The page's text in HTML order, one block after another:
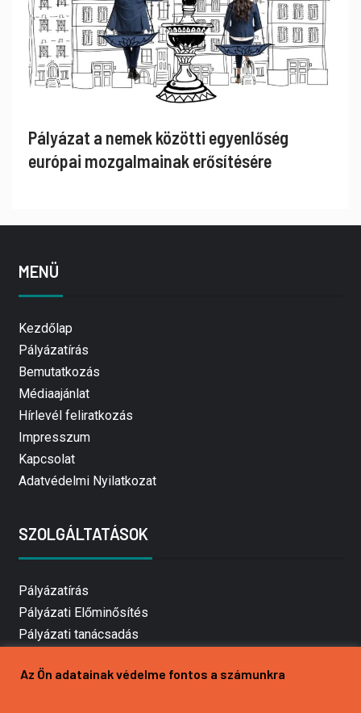
Pályázat a nemek közötti egyenlőség
európai mozgalmainak erősítésére
MENÜ
Kezdőlap
Pályázatírás
Bemutatkozás
Médiaajánlat
Hírlevél feliratkozás
Impresszum
Kapcsolat
Adatvédelmi Nyilatkozat
SZOLGÁLTATÁSOK
Pályázatírás
Pályázati Előminősítés
Pályázati tanácsadás
Mezőgazdasági pályázatírás
Az Ön adatainak védelme fontos a számunkra